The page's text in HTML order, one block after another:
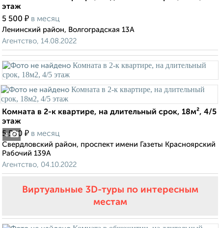
этаж
5 500 ₽ в месяц
Ленинский район, Волгоградская 13А
Агентство, 14.08.2022
4
Комната в 2-к квартире, на длительный срок, 18м², 4/5
этаж
5 500 ₽ в месяц
Свердловский район, проспект имени Газеты Красноярский
Рабочий 139А
Агентство, 04.10.2022
Виртуальные 3D-туры по интересным
местам